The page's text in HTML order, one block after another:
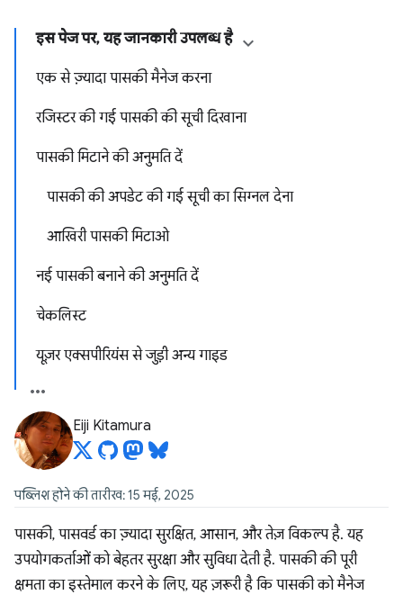
इस पेज पर, यह जानकारी उपलब्ध है
एक से ज़्यादा पासकी मैनेज करना
रजिस्टर की गई पासकी की सूची दिखाना
पासकी मिटाने की अनुमति दें
पासकी की अपडेट की गई सूची का सिग्नल देना
आखिरी पासकी मिटाओ
नई पासकी बनाने की अनुमति दें
चेकलिस्ट
यूज़र एक्सपीरियंस से जुड़ी अन्य गाइड
Eiji Kitamura
पब्लिश होने की तारीख: 15 मई, 2025
पासकी, पासवर्ड का ज़्यादा सुरक्षित, आसान, और तेज़ विकल्प है. यह
उपयोगकर्ताओं को बेहतर सुरक्षा और सुविधा देती है. पासकी की पूरी
क्षमता का इस्तेमाल करने के लिए, यह ज़रूरी है कि पासकी को मैनेज